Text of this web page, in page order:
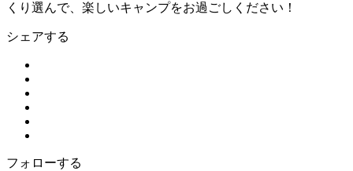
くり選んで、楽しいキャンプをお過ごしください！
シェアする
フォローする